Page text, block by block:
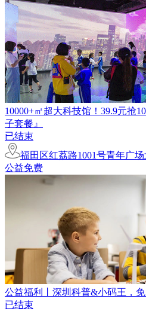
10000+㎡超大科技馆！39.9元抢
子套餐』
已结束
福田区红荔路1001号青年广
公益免费
公益福利丨深圳科普&小码王，
已结束